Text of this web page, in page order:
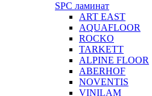
SPC ламинат
ART EAST
AQUAFLOOR
ROCKO
TARKETT
ALPINE FLOOR
ABERHOF
NOVENTIS
VINILAM